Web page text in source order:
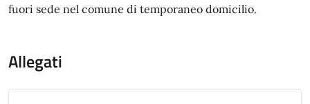
fuori sede nel comune di temporaneo domicilio.
Allegati